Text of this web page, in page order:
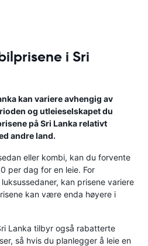
i Sri
kan variere avhengig av
og utleieselskapet du
på Sri Lanka relativt
andre land.
eller kombi, kan du forvente
per dag for en leie. For
kan prisene variere
kan være enda høyere i
Lanka tilbyr også rabatterte
så hvis du planlegger å leie en